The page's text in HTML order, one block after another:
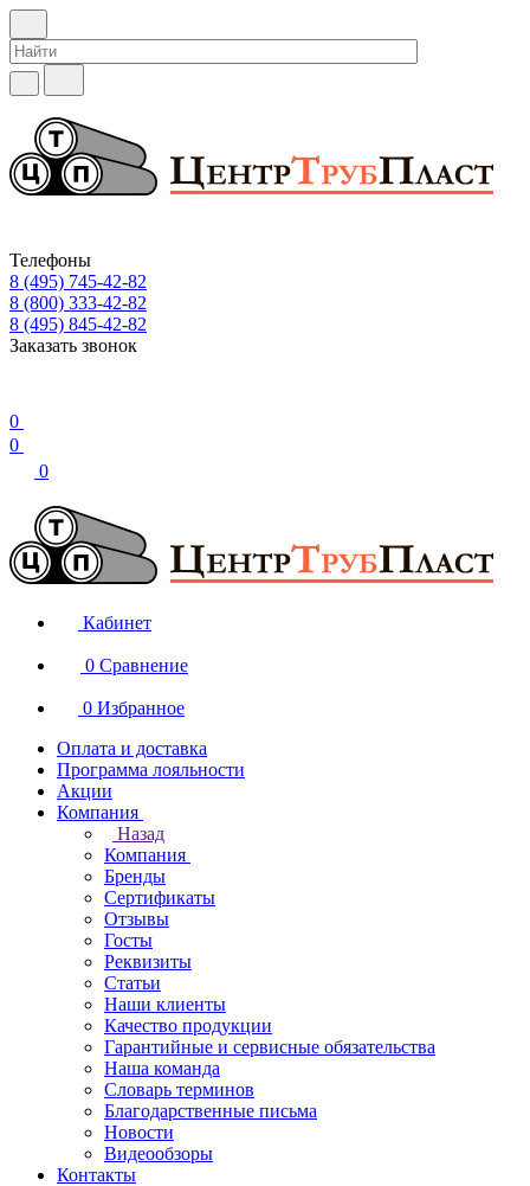
Телефоны
8 (495) 745-42-82
8 (800) 333-42-82
8 (495) 845-42-82
Заказать звонок
0
0
0
Кабинет
0 Сравнение
0 Избранное
Оплата и доставка
Программа лояльности
Акции
Компания
Назад
Компания
Бренды
Сертификаты
Отзывы
Госты
Реквизиты
Статьи
Наши клиенты
Качество продукции
Гарантийные и сервисные обязательства
Наша команда
Словарь терминов
Благодарственные письма
Новости
Видеообзоры
Контакты